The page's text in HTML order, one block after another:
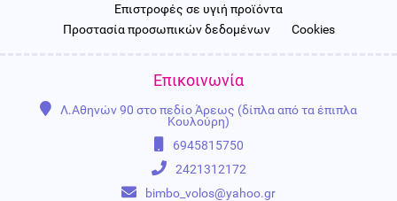
Επιστροφές σε υγιή προϊόντα
Προστασία προσωπικών δεδομένων
Cookies
Επικοινωνία
Λ.Αθηνών 90 στο πεδίο Άρεως (δίπλα από τα έπιπλα
Κουλούρη)
6945815750
2421312172
bimbo_volos@yahoo.gr